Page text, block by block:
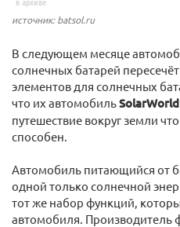
в архиве
источник: batsol.ru
В следующем месяце
солнечных батарей
элементов для солнечных
что их автомобиль
путешествие вокруг земли
способен.
Автомобиль питающийся от
одной только солнечной
тот же набор функций,
автомобиля. Производитель